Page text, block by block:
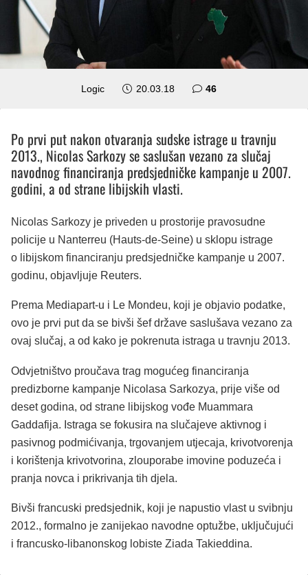
Logic 20.03.18 46komentara
Po prvi put nakon otvaranja sudske istrage u travnju
2013., Nicolas Sarkozy se saslušan vezano za slučaj
navodnog financiranja predsjedničke kampanje u 2007.
godini, a od strane libijskih vlasti.
Nicolas Sarkozy je priveden u prostorije pravosudne
policije u Nanterreu (Hauts-de-Seine) u sklopu istrage
o libijskom financiranju predsjedničke kampanje u 2007.
godinu, objavljuje Reuters.
Prema Mediapart-u i Le Mondeu, koji je objavio podatke,
ovo je prvi put da se bivši šef države saslušava vezano za
ovaj slučaj, a od kako je pokrenuta istraga u travnju 2013.
Odvjetništvo proučava trag mogućeg financiranja
predizborne kampanje Nicolasa Sarkozya, prije više od
deset godina, od strane libijskog vođe Muammara
Gaddafija. Istraga se fokusira na slučajeve aktivnog i
pasivnog podmićivanja, trgovanjem utjecaja, krivotvorenja
i korištenja krivotvorina, zlouporabe imovine poduzeća i
pranja novca i prikrivanja tih djela.
Bivši francuski predsjednik, koji je napustio vlast u svibnju
2012., formalno je zanijekao navodne optužbe, uključujući
i francusko-libanonskog lobiste Ziada Takieddina.